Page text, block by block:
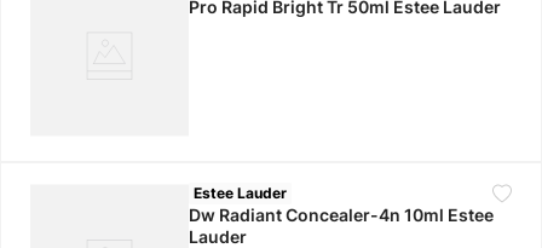
Pro Rapid Bright Tr 50ml Estee Lauder
Estee Lauder
Dw Radiant Concealer-4n 10ml Estee
Lauder